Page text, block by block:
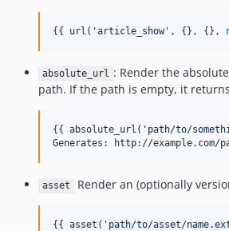
{{ url( 'article_show' , {}, {},
absolute_url : Render the
path. If the path is empty, it
{{ absolute_url( ' path/to/
Generates: http://example.com/
asset Render an (optionally
{{ asset( ' path/to/asset/